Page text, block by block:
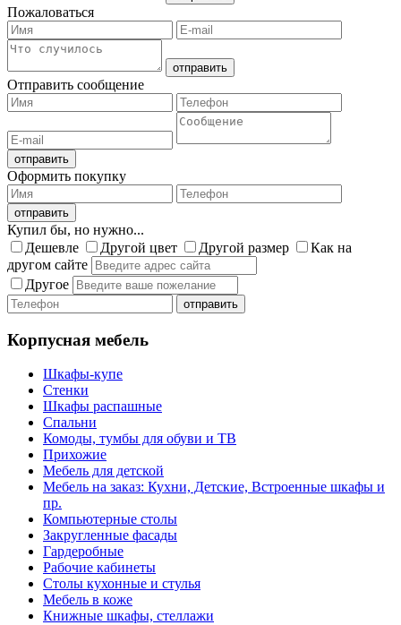
Пожаловаться
Отправить сообщение
Оформить покупку
Купил бы, но нужно...
Дешевле
Другой цвет Другой размер
Как на
другом сайте
Другое
Корпусная мебель
Шкафы-купе
Стенки
Шкафы распашные
Спальни
Комоды, тумбы для обуви и ТВ
Прихожие
Мебель для детской
Мебель на заказ: Кухни, Детские, Встроенные шкафы и
пр.
Компьютерные столы
Закругленные фасады
Гардеробные
Рабочие кабинеты
Столы кухонные и стулья
Мебель в коже
Книжные шкафы, стеллажи